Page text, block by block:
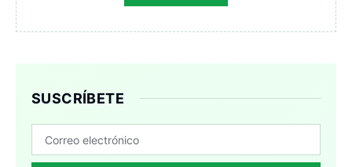
SUSCRÍBETE